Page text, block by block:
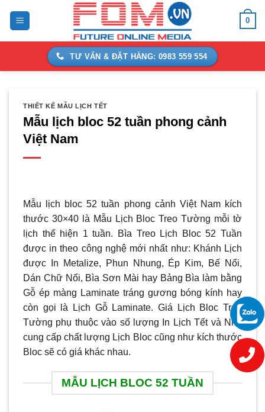
0
TƯ VẤN & ĐẶT HÀNG: 0983 559 554
THIẾT KẾ MẪU LỊCH TẾT
Mẫu lịch bloc 52 tuần phong cảnh
Việt Nam
Mẫu lịch bloc 52 tuần phong cảnh Việt Nam kích
thước 30×40 là Mẫu Lịch Bloc Treo Tường mỗi tờ
lịch thể hiện 1 tuần.
Bìa Treo Lịch Bloc 52 Tuần
được in theo công nghệ mới nhất như: Khánh Lịch
được In Metalize, Phun Nhung, Ép Kim, Bế Nổi,
Dán Chữ Nổi, Bìa Sơn Mài hay Bảng Bìa làm bằng
Gỗ ép màng Laminate tráng gương bóng kính hay
còn gọi là Lịch Gỗ Laminate. Giá Lịch Bloc Treo
Tường phụ thuộc vào số lượng In Lịch Tết và Nhà
cung cấp chất lượng Lịch Bloc cũng như kích thước
Bloc sẽ có giá khác nhau.
MẪU LỊCH BLOC 52 TUẦN